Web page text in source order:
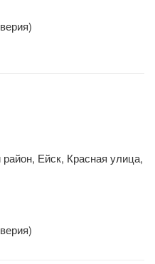
Ейск, Красная улица,